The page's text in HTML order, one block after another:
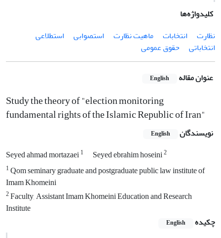
کلیدواژه‌ها
نظارت
انتخابات ماهیت نظارت استصوابی
استطلاعی
انتخاباتی
حقوق عمومی
عنوان مقاله English
Study the theory of "election monitoring
fundamental rights of the Islamic Republic of Iran"
نویسندگان English
Seyed ahmad mortazaei1 Seyed ebrahim hoseini2
1Qom seminary graduate and postgraduate public law institute of
Imam Khomeini
2Faculty, Assistant Imam Khomeini Education and Research
Institute
چکیده
English